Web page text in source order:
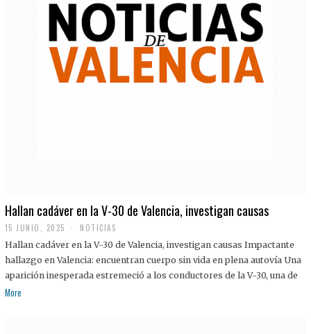
Hallan cadáver en la V-30 de Valencia, investigan causas
15 JUNIO, 2025 NOTICIAS
Hallan cadáver en la V-30 de Valencia, investigan causas Impactante
hallazgo en Valencia: encuentran cuerpo sin vida en plena autovía Una
aparición inesperada estremeció a los conductores de la V-30, una de
More